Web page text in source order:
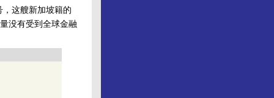
这艘新加坡籍的
没有受到全球金融